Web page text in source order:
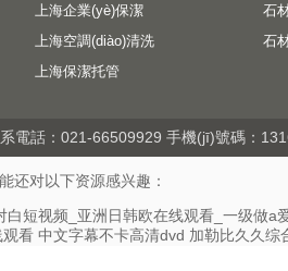
上海企業(yè)保潔
上海空調(diào)清洗
上海保潔托管
石
石
電話：021-66509929 手機(jī)號碼：
还对以下资源感兴趣：
白短视频_亚洲日韩欧在线观看_一级做a
观看 中文字幕不卡高清dvd 加勒比久久综